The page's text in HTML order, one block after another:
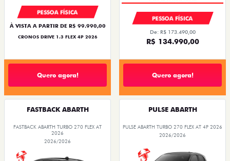
PESSOA FÍSICA
À VISTA A PARTIR DE R$ 99.990,00
CRONOS DRIVE 1.3 FLEX 4P 2026
Quero agora!
PESSOA FÍSICA
De: R$ 173.490,00
R$ 134.990,00
Quero agora!
FASTBACK ABARTH
FASTBACK ABARTH TURBO 270 FLEX AT
2026
2026/2026
PULSE ABARTH
PULSE ABARTH TURBO 270 FLEX AT 4P 2026
2026/2026